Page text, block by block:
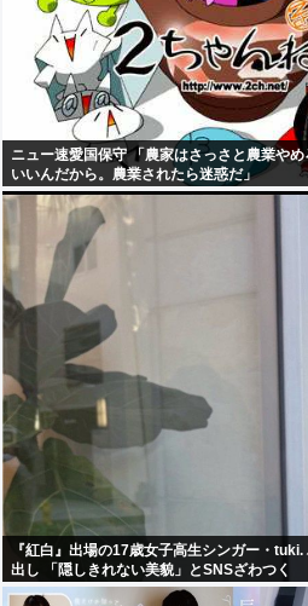
ニュー速愛国保守 「農家はさっさと農業や
いいんだから。農業されたら迷惑だ」
『紅白』出場の17歳女子高生シンガー・
出し 「隠しきれない美貌」とSNSざわつく